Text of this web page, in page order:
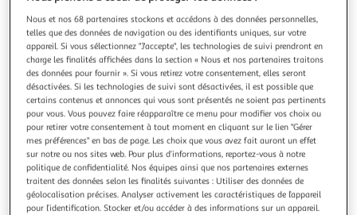
précédente
suivante
VTECH
Eléphant pousse pousse
Découvre l'éléphant Pousse Pousse. Il dispose d'une poignée
adaptée aux petites mains, ainsi bébé fait rouler son petit
éléphant et déclenche des phrases et des chansons
amusantes. Les deux boutons d'apprentissage permettent
de découvrir les formes et des anecdotes sur les animaux.
Grâce au capteur
En savoir +
Vendu par 2KINGS
Livraison dès 5/6 jours
4,99€
Nous et nos 68 partenaires stockons et accédons à des données personnelles,
telles que des données de navigation ou des identifiants uniques, sur votre
appareil. Si vous sélectionnez "J'accepte", les technologies de suivi prendront en
charge les finalités affichées dans la section « Nous et nos partenaires traitons
des données pour fournir ». Si vous retirez votre consentement, elles seront
désactivées. Si les technologies de suivi sont désactivées, il est possible que
certains contenus et annonces qui vous sont présentés ne soient pas pertinents
pour vous. Vous pouvez faire réapparaître ce menu pour modifier vos choix ou
pour retirer votre consentement à tout moment en cliquant sur le lien "Gérer
mes préférences" en bas de page. Les choix que vous avez fait auront un effet
sur notre ou nos sites web. Pour plus d’informations, reportez-vous à notre
politique de confidentialité. Nos équipes ainsi que nos partenaires externes
traitent des données selon les finalités suivantes : Utiliser des données de
géolocalisation précises. Analyser activement les caractéristiques de l’appareil
pour l’identification. Stocker et/ou accéder à des informations sur un appareil.